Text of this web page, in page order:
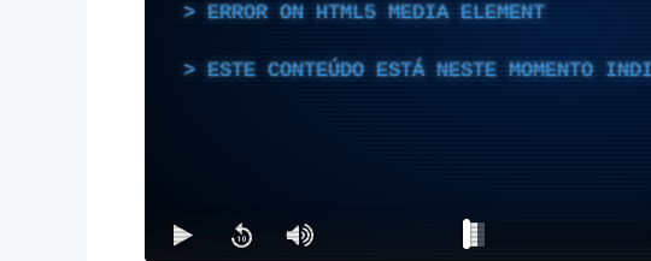
ERROR ON HTML5 MEDIA ELEMENT
ESTE CONTEÚDO ESTÁ NESTE MOMENTO